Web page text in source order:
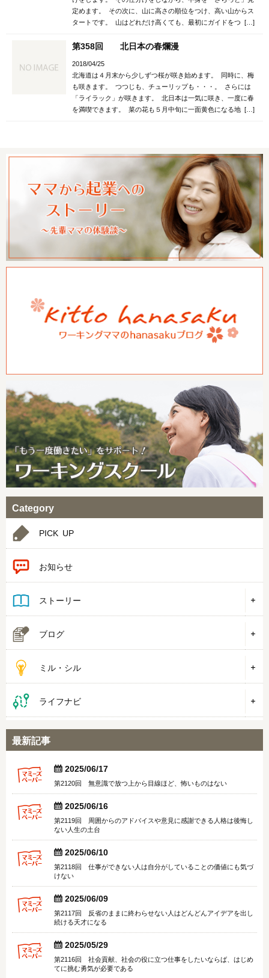
定めます。 その次に、山に高さの順位をつけ、高い山からス
タートです。 山はどれだけ高くても、最初にガイドをつ […]
第358回 北日本の春爛漫
2018/04/25
北海道は４月末から少しずつ桜が咲き始めます。 同時に、梅
も咲きます。 つつじも、チューリップも・・・。 さらには
「ライラック」が咲きます。 北日本は一気に咲き、一度に春
を満喫できます。 菜の花も５月中旬に一面黄色になる地 […]
Category
PICK UP
お知らせ
ストーリー
ブログ
ミル・シル
ライフナビ
最新記事
  2025/06/17
第2120回 無意識で放つ上から目線ほど、怖いものはない
  2025/06/16
第2119回 周囲からのアドバイスや意見に感謝できる人格は後悔し
ない人生の土台
  2025/06/10
第2118回 仕事ができない人は自分がしていることの価値にも気づ
けない
  2025/06/09
第2117回 反省のままに終わらせない人はどんどんアイデアを出し
続ける天才になる
  2025/05/29
第2116回 社会貢献、社会の役に立つ仕事をしたいならば、はじめ
てに挑む勇気が必要である